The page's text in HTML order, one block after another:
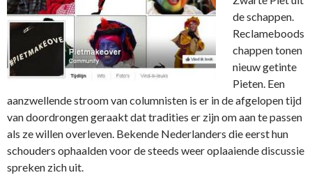
de schappen.
Reclameboods
chappen tonen
nieuw getinte
Pieten. Een
aanzwellende stroom van columnisten is er in de afgelopen tijd
van doordrongen geraakt dat tradities er zijn om aan te passen
als ze willen overleven. Bekende Nederlanders die eerst hun
schouders ophaalden voor de steeds weer oplaaiende discussie
spreken zich uit.